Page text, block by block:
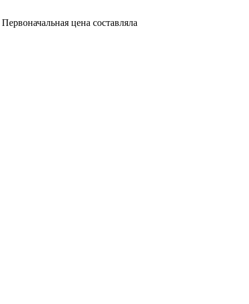
Первоначальная цена составляла